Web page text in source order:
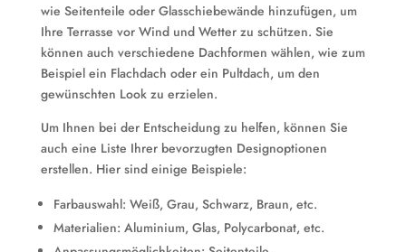
wie Seitenteile oder Glasschiebewände hinzufügen, um
Ihre Terrasse vor Wind und Wetter zu schützen. Sie
können auch verschiedene Dachformen wählen, wie zum
Beispiel ein Flachdach oder ein Pultdach, um den
gewünschten Look zu erzielen.
Um Ihnen bei der Entscheidung zu helfen, können Sie
auch eine Liste Ihrer bevorzugten Designoptionen
erstellen. Hier sind einige Beispiele:
Farbauswahl: Weiß, Grau, Schwarz, Braun, etc.
Materialien: Aluminium, Glas, Polycarbonat, etc.